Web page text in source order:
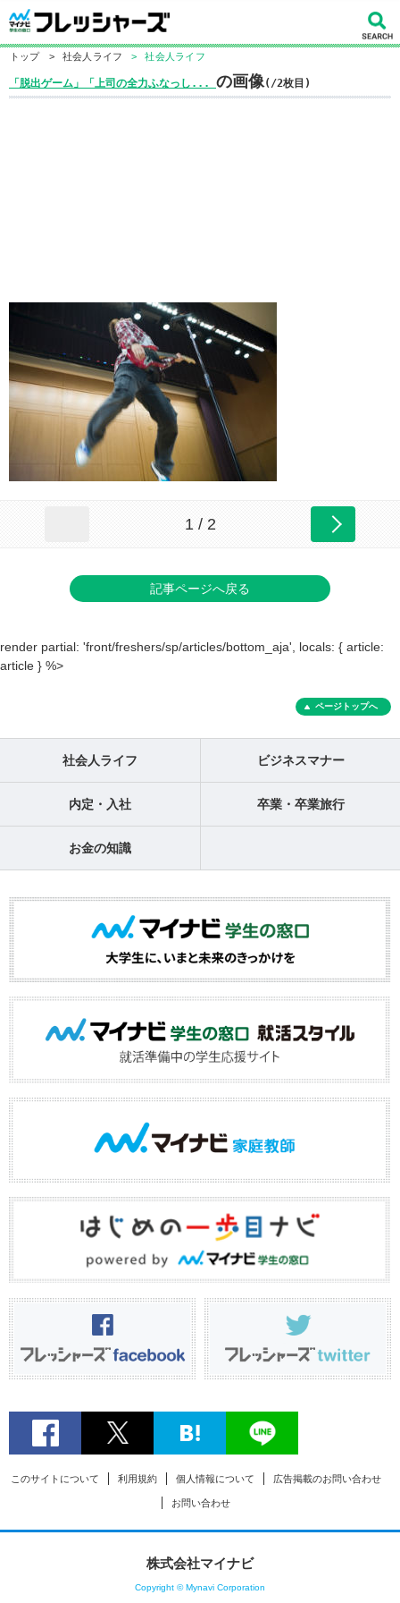
トップ > 社会人ライフ > 社会人ライフ
「脱出ゲーム」「上司の全力ふなっし... の画像(/2枚目)
1 / 2
記事ページへ戻る
render partial: 'front/freshers/sp/articles/bottom_aja', locals: { article:
article } %>
ページトップへ
社会人ライフ ビジネスマナー
内定・入社 卒業・卒業旅行
お金の知識
このサイトについて 利用規約 個人情報について 広告掲載のお問い合わせ
お問い合わせ
株式会社マイナビ
Copyright © Mynavi Corporation